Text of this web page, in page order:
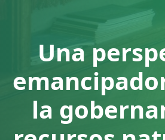
Una
la